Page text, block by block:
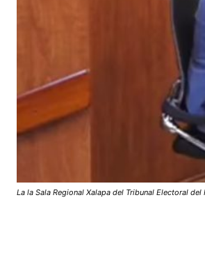
La la Sala Regional Xalapa del Tribunal Electoral